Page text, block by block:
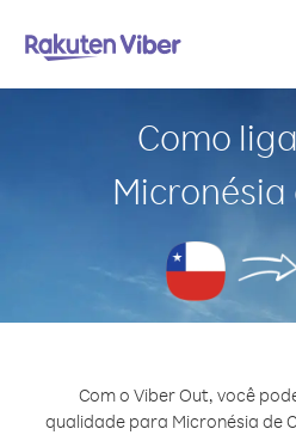
Como
Micronésia
Com o Viber Out, você
qualidade para Micronésia de